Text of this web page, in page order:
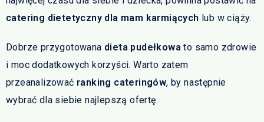
catering dietetyczny dla mam karmiących lub w ciąży.
Dobrze przygotowana dieta pudełkowa to samo zdrowie
i moc dodatkowych korzyści. Warto zatem
przeanalizować ranking cateringów, by następnie
wybrać dla siebie najlepszą ofertę.